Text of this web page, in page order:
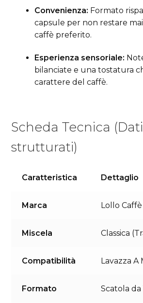
Convenienza: Formato
capsule per non restare
caffè preferito.
Esperienza sensoriale:
bilanciate e una tostatura
carattere del caffè.
Scheda Tecnica (Dati
strutturati)
Caratteristica Dettaglio
Marca Lollo Caffè
Miscela Classica
Compatibilità Lavazza A
Formato Scatola